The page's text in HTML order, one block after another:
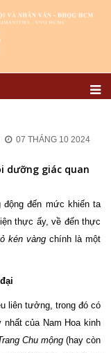
07 THÁNG 10 2024
dưỡng giác quan
động đến mức khiến ta
thực ấy, về đến thực
kén vàng chính là một
liên tưởng, trong đó có
của Nam Hoa kinh
Chu mộng(hay còn